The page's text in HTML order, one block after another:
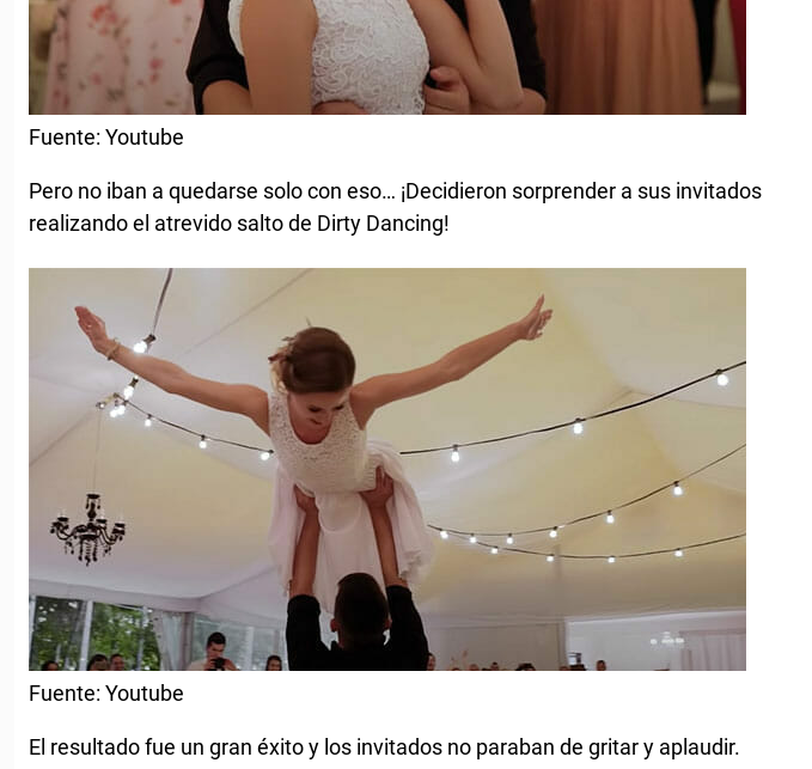
Fuente: Youtube
Pero no iban a quedarse solo con eso… ¡Decidieron sorprender a sus invitados
realizando el atrevido salto de Dirty Dancing!
Fuente: Youtube
El resultado fue un gran éxito y los invitados no paraban de gritar y aplaudir.